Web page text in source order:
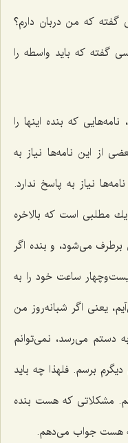
گفته كه من دربان دارم؟
كه باید واسطه را
كه بنده اینها را
از این نامه‌ها نیاز به
نیاز به پاسخ ندارد.
یك مطلبی است كه بالاخره
می‌شود، و بنده اگر
ساعت خود را به
یعنی اگر شبانه‌روز من
دستم می‌رسد، نمی‌توانم
برسم. فلهذا چه باید
مشكلاتی كه هست بنده
هست جواب می‌دهم.